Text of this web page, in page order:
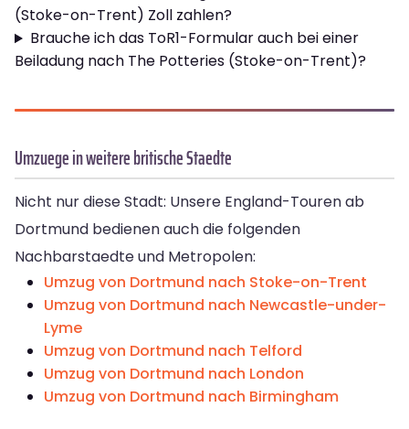
(Stoke-on-Trent) Zoll zahlen?
Brauche ich das ToR1-Formular auch bei einer
Beiladung nach The Potteries (Stoke-on-Trent)?
Umzuege in weitere britische Staedte
Nicht nur diese Stadt: Unsere England-Touren ab
Dortmund bedienen auch die folgenden
Nachbarstaedte und Metropolen:
Umzug von Dortmund nach Stoke-on-Trent
Umzug von Dortmund nach Newcastle-under-
Lyme
Umzug von Dortmund nach Telford
Umzug von Dortmund nach London
Umzug von Dortmund nach Birmingham